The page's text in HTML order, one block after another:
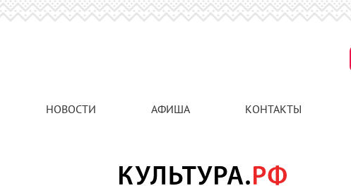
НОВОСТИ АФИША КОНТАКТЫ